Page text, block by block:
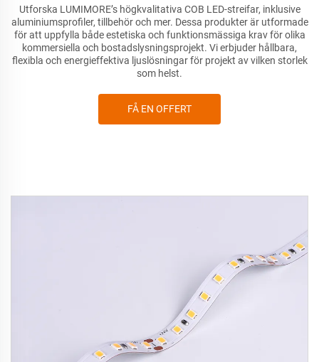
Utforska LUMIMORE’s högkvalitativa COB LED-streifar, inklusive
aluminiumsprofiler, tillbehör och mer. Dessa produkter är utformade
för att uppfylla både estetiska och funktionsmässiga krav för olika
kommersiella och bostadslysningsprojekt. Vi erbjuder hållbara,
flexibla och energieffektiva ljuslösningar för projekt av vilken storlek
som helst.
FÅ EN OFFERT